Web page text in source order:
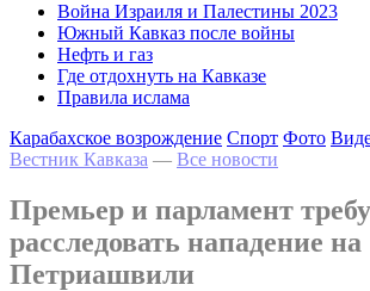
Война Израиля и Палестины 2023
Южный Кавказ после войны
Нефть и газ
Где отдохнуть на Кавказе
Правила ислама
Карабахское возрождение Спорт Фото
Вестник Кавказа — Все новости
Премьер и парламент
расследовать нападение на
Петриашвили